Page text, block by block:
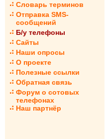
Словарь терминов
Отправка SMS-
сообщений
Б/у телефоны
Сайты
Наши опросы
О проекте
Полезные ссылки
Обратная связь
Форум о сотовых
телефонах
Наш партнёр